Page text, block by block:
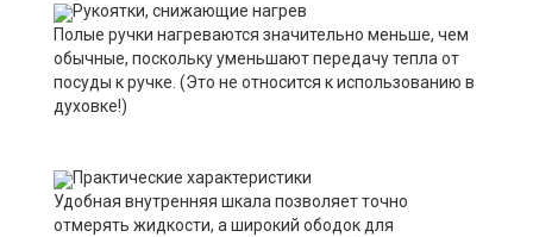
Рукоятки, снижающие нагрев
Полые ручки нагреваются значительно меньше, чем
обычные, поскольку уменьшают передачу тепла от
посуды к ручке. (Это не относится к использованию в
духовке!)
Практические характеристики
Удобная внутренняя шкала позволяет точно
отмерять жидкости, а широкий ободок для